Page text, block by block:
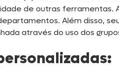
de outras ferramentas.
Além disso,
através do uso dos